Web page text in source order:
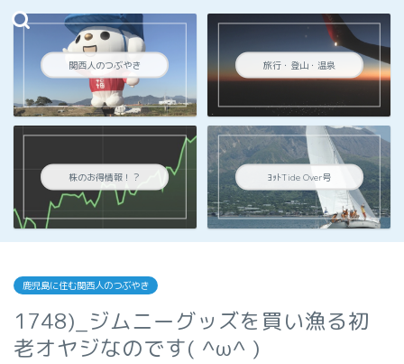
関西人のつぶやき 旅行・登山・温泉
株のお得情報！？ ﾖｯﾄTide Over号
鹿児島に住む関西人のつぶやき
1748)_ジムニーグッズを買い漁る初
老オヤジなのです( ^ω^ )